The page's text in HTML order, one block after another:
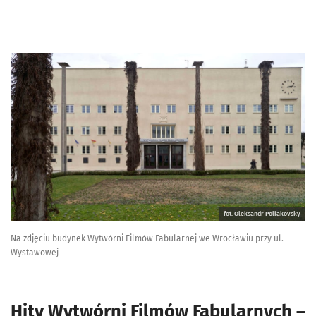
fot. Oleksandr Poliakovsky
Na zdjęciu budynek Wytwórni Filmów Fabularnej we Wrocławiu przy ul.
Wystawowej
Hity Wytwórni Filmów Fabularnych –